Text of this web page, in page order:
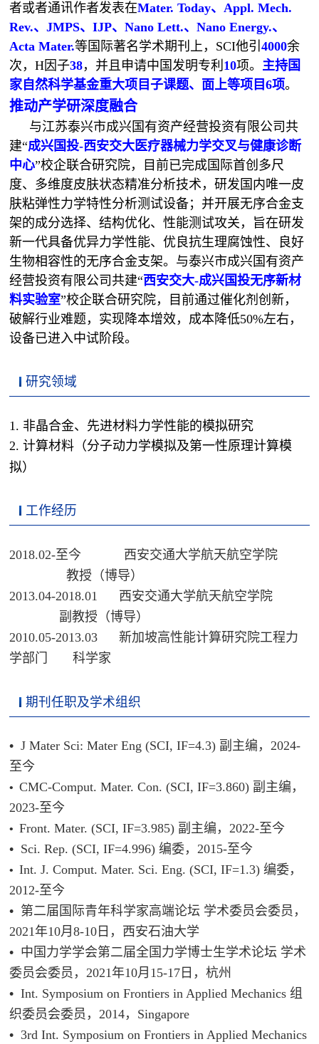
者或者通讯作者发表在Mater. Today、Appl. Mech.
Rev.、JMPS、IJP、Nano Lett.、Nano Energy.、
Acta Mater.等国际著名学术期刊上，SCI他引4000余
次，H因子38，并且申请中国发明专利 10项。 主持国
家自然科学基金重大项目子课题、面上等项目6项。
推动产学研深度融合
与江苏泰兴市成兴国有资产经营投资有限公司共
建“成兴国投-西安交大医疗器械力学交叉与健康诊断
中心”校企联合研究院，目前已完成国际首创多尺
度、多维度皮肤状态精准分析技术，研发国内唯一皮
肤粘弹性力学特性分析测试设备；并开展无序合金支
架的成分选择、结构优化、性能测试攻关，旨在研发
新一代具备优异力学性能、优良抗生理腐蚀性、良好
生物相容性的无序合金支架。与泰兴市成兴国有资产
经营投资有限公司共建“西安交大-成兴国投无序新材
料实验室”校企联合研究院，目前通过催化剂创新，
破解行业难题，实现降本增效，成本降低50%左右，
设备已进入中试阶段。
研究领域
1. 非晶合金、先进材料力学性能的模拟研究
2. 计算材料（分子动力学模拟及第一性原理计算模
拟）
工作经历
2018.02-至今 西安交通大学航天航空学院
教授（博导）
2013.04-2018.01 西安交通大学航天航空学院
副教授（博导）
2010.05-2013.03新加坡高性能计算研究院工程力
学部门科学家
期刊任职及学术组织
• J Mater Sci: Mater Eng (SCI, IF=4.3) 副主编，2024-
至今
•CMC-Comput. Mater. Con. (SCI, IF=3.860) 副主编，
2023-至今
•Front. Mater. (SCI, IF=3.985) 副主编，2022-至今
• Sci. Rep. (SCI, IF=4.996) 编委，2015-至今
•Int. J. Comput. Mater. Sci. Eng. (SCI, IF=1.3) 编委，
2012-至今
• 第二届国际青年科学家高端论坛 学术委员会委员，
2021年10月8-10日，西安石油大学
• 中国力学学会第二届全国力学博士生学术论坛 学术
委员会委员，2021年10月15-17日，杭州
• Int. Symposium on Frontiers in Applied Mechanics 组
织委员会委员，2014，Singapore
• 3rd Int. Symposium on Frontiers in Applied Mechanics